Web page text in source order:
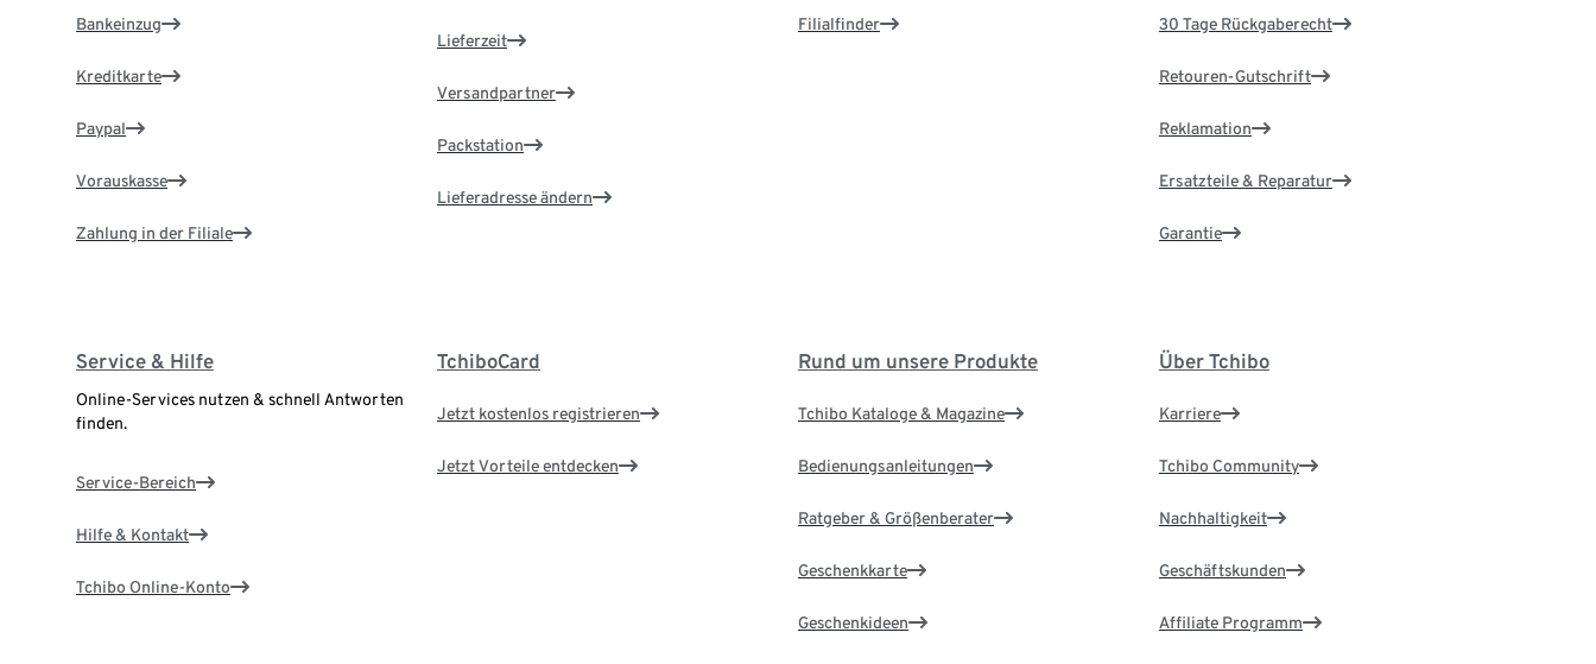
Bankeinzug
Kreditkarte
Paypal
Vorauskasse
Zahlung in der Filiale
Lieferzeit
Versandpartner
Packstation
Lieferadresse ändern
Filialfinder 30 Tage Rückgaberecht
Retouren-Gutschrift
Reklamation
Ersatzteile & Reparatur
Garantie
Service & Hilfe
Online-Services nutzen & schnell Antworten
finden.
Service-Bereich
Hilfe & Kontakt
Tchibo Online-Konto
TchiboCard
Jetzt kostenlos registrieren
Jetzt Vorteile entdecken
Rund um unsere Produkte
Tchibo Kataloge & Magazine
Bedienungsanleitungen
Ratgeber & Größenberater
Geschenkkarte
Geschenkideen
Über Tchibo
Karriere
Tchibo Community
Nachhaltigkeit
Geschäftskunden
Affiliate Programm